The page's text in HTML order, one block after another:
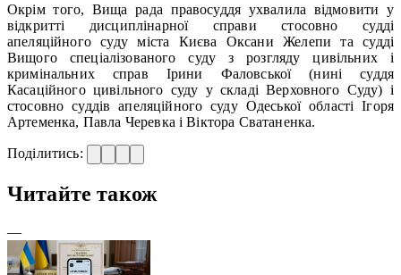
Окрім того, Вища рада правосуддя ухвалила відмовити у
відкритті дисциплінарної справи стосовно судді
апеляційного суду міста Києва Оксани Желепи та судді
Вищого спеціалізованого суду з розгляду цивільних і
кримінальних справ Ірини Фаловської (нині суддя
Касаційного цивільного суду у складі Верховного Суду) і
стосовно суддів апеляційного суду Одеської області Ігоря
Артеменка, Павла Черевка і Віктора Сватаненка.
Поділитись:
Читайте також
—